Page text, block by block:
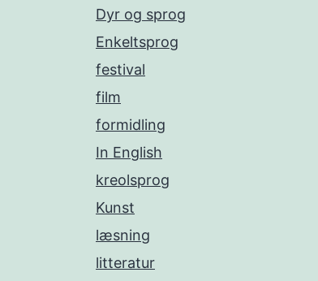
Dyr og sprog
Enkeltsprog
festival
film
formidling
In English
kreolsprog
Kunst
læsning
litteratur